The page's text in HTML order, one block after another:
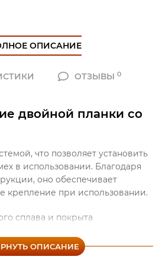
ОПИСАНИЕ
ОТЗЫВЫ0
ОПИСАНИЕ
двойной планки со
что позволяет установить
в использовании. Благодаря
оно обеспечивает
крепление при использовании.
сплава и покрыта
данной планки.